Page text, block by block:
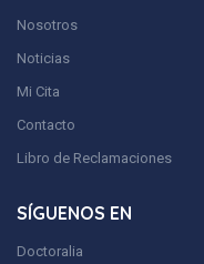
Nosotros
Noticias
Mi Cita
Contacto
Libro de Reclamaciones
SÍGUENOS EN
Doctoralia